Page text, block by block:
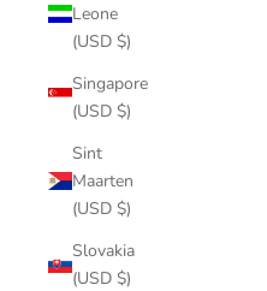
Leone
(USD $)
Singapore
(USD $)
Sint
Maarten
(USD $)
Slovakia
(USD $)